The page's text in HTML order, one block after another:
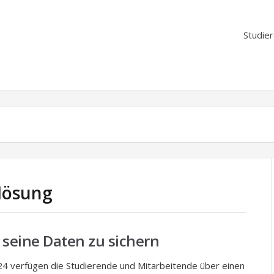
Daten zu sichern
verfügen die Studierende und Mitarbeitende über einen